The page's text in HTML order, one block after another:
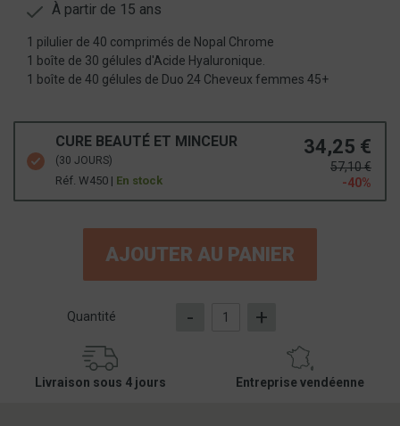
À partir de 15 ans
1 pilulier de 40 comprimés de Nopal Chrome
1 boîte de 30 gélules d'Acide Hyaluronique.
1 boîte de 40 gélules de Duo 24 Cheveux femmes 45+
CURE BEAUTÉ ET MINCEUR
(30 JOURS)
Réf. W450 | En stock
34,25 €
57,10 €
-40%
AJOUTER AU PANIER
Quantité - +
Livraison sous 4 jours Entreprise vendéenne